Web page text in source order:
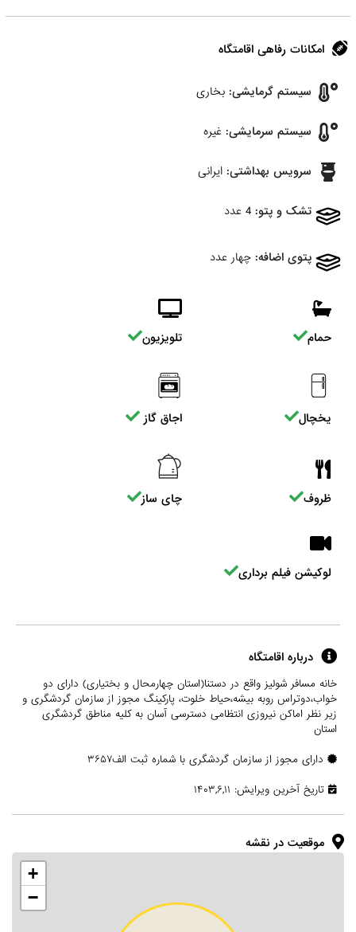
امکانات رفاهی اقامتگاه
سیستم گرمایشی: بخاری
سیستم سرمایشی: غیره
سرویس بهداشتی: ایرانی
تشک و پتو: 4 عدد
پتوی اضافه: چهار عدد
حمام تلویزیون
یخچال اجاق گاز
ظروف چای ساز
لوکیشن فیلم برداری
درباره اقامتگاه
خانه مسافر شولیز واقع در دستنا(استان چهارمحال و بختیاری) دارای دو
خواب،دوتراس روبه بیشه،حیاط خلوت، پارکینگ مجوز از سازمان گردشگری و
زیر نظر اماکن نیروزی انتظامی دسترسی آسان به کلیه مناطق گردشگری
استان
دارای مجوز از سازمان گردشگری با شماره ثبت الف۳۶۵۷
تاریخ آخرین ویرایش: ۱۴۰۳,۶,۱۱
موقعیت در نقشه
+
−